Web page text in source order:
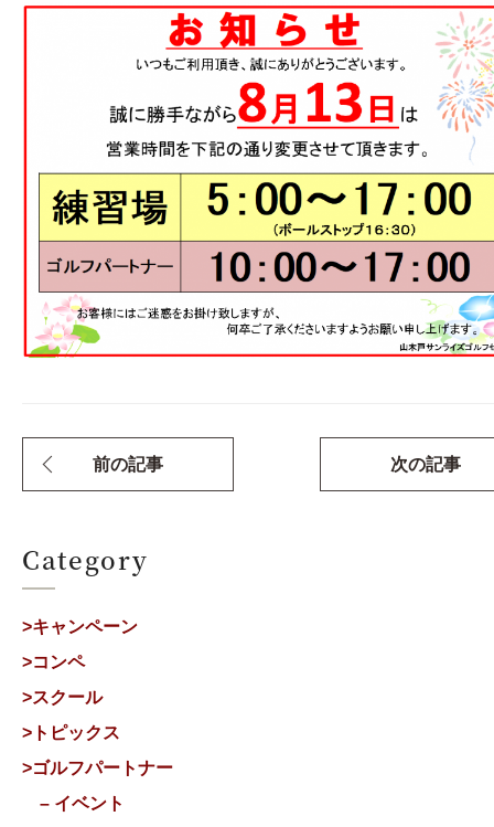
前の記事 次の記事
Category
>キャンペーン
>コンペ
>スクール
>トピックス
>ゴルフパートナー
– イベント